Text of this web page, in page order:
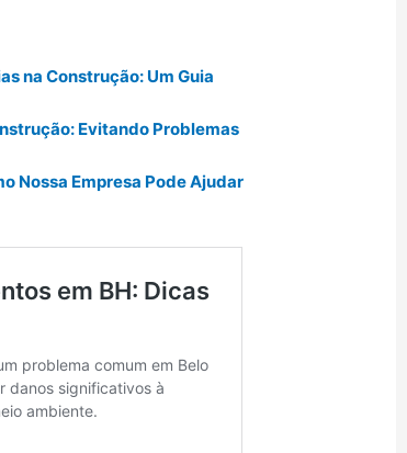
na Construção: Um Guia
Evitando Problemas
Nossa Empresa Pode Ajudar